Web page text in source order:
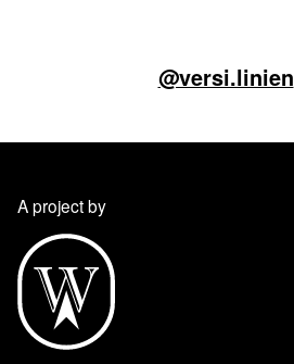
@versi.linien
A project by